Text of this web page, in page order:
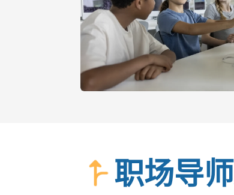
职场导